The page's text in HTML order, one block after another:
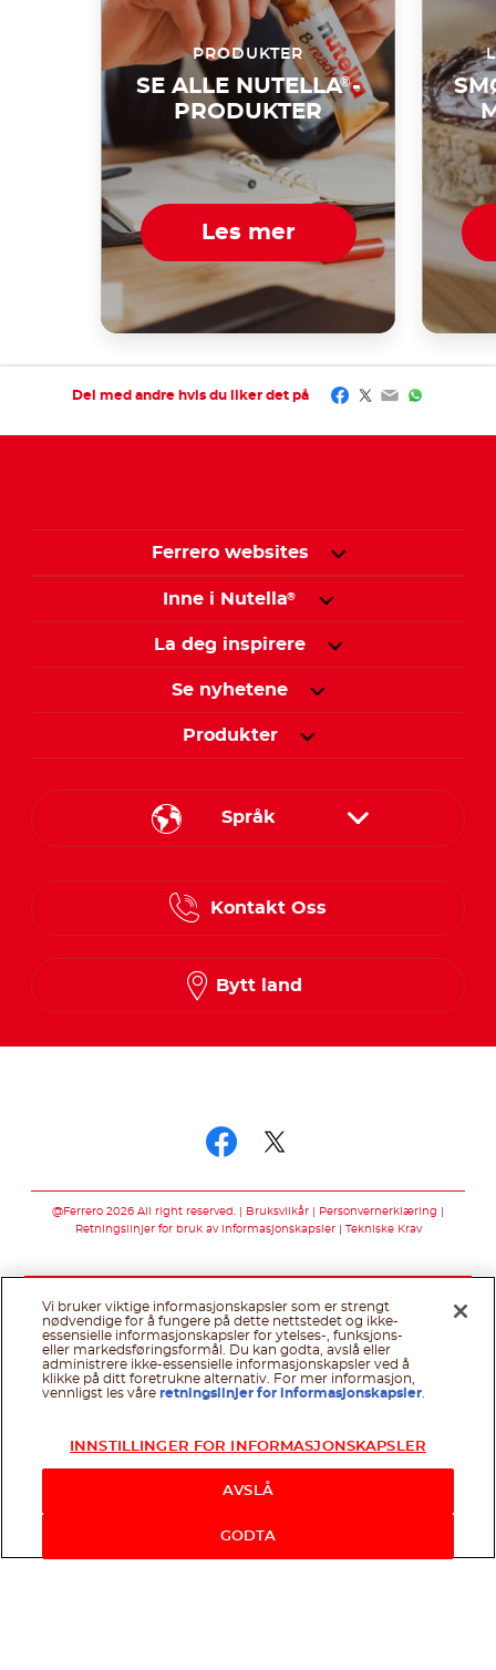
PRODUKTER
SE ALLE NUTELLA®-
PRODUKTER
Les mer
Del med andre hvis du liker det på Facebook
Twitter
Email
Ferrero websites
Inne i Nutella®
La deg inspirere
Se nyhetene
Produkter
Språk
Danish
Norwegian
Kontakt Oss
Bytt land
@Ferrero 2026 All right reserved. Bruksvilkår
Personvernerklæring
Retningslinjer for bruk av informasjonskapsler
Tekniske Krav
Vi bruker viktige informasjonskapsler som er strengt
nødvendige for å fungere på dette nettstedet og ikke-
essensielle informasjonskapsler for ytelses-, funksjons-
eller markedsføringsformål. Du kan godta, avslå eller
administrere ikke-essensielle informasjonskapsler ved å
klikke på ditt foretrukne alternativ. For mer informasjon,
vennligst les våreretningslinjer for informasjonskapsler
INNSTILLINGER FOR INFORMASJONSKAPSLER
AVSLÅ
GODTA